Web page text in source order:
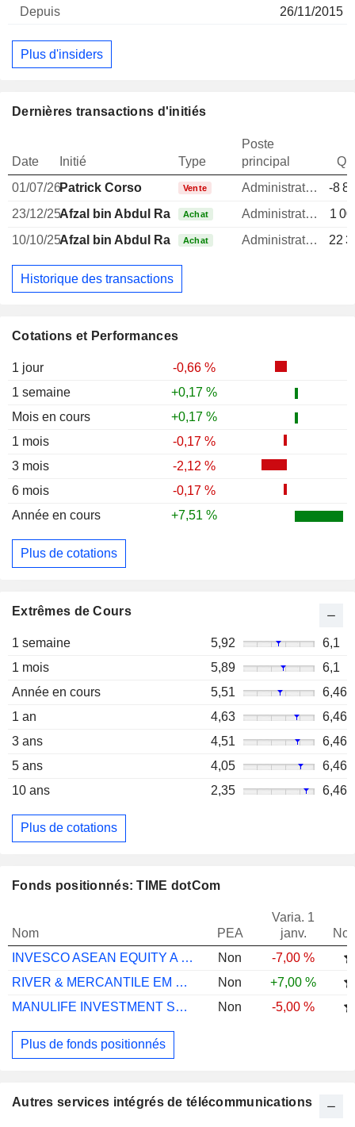
Cotations et Performances
1 jour
-0,66 %
1 semaine
+0,17 %
Mois en cours
+0,17 %
1 mois
-0,17 %
3 mois
-2,12 %
6 mois
-0,17 %
Année en cours
+7,51 %
Plus de cotations
Extrêmes de Cours
1 semaine 5,92
6,1
1 mois
5,89
6,1
Année en cours
5,51
6,46
1 an
4,63
6,46
3 ans
4,51
6,46
5 ans
4,05
6,46
10 ans
2,35 6,46
Plus de cotations
26/11/2015
Plus d'insiders
Dernières transactions d'initiés
Date Initié Type
Poste
principal
01/07/26Patrick Corso Vente Administrateur
-8
23/12/25Afzal bin Abdul RahimAchat Administrateur
1
10/10/25Afzal bin Abdul RahimAchat Administrateur 22
Historique des transactions
Fonds positionnés: TIME dotCom
Nom PEA
Varia. 1
janv.
INVESCO ASEAN EQUITY A USD AD
Non
-7,00 %
RIVER & MERCANTILE EM OPP ILC EQ EB USD
Non
+7,00 %
MANULIFE INVESTMENT SHARIAH PROGRESS
Non -5,00 %
Plus de fonds positionnés
Autres services intégrés de télécommunications